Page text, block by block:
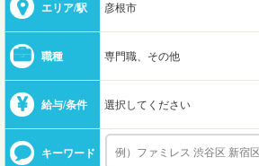
エリア/駅 彦根市
職種 専門職、その他
給与/条件 選択してください
キーワード